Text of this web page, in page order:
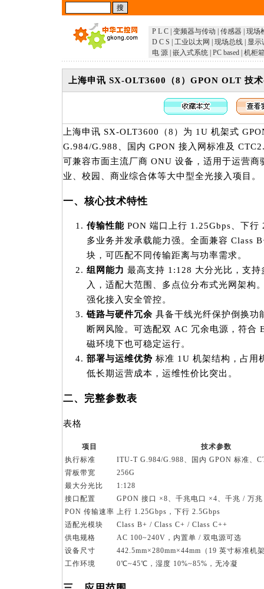
P L C 变频器与传动 传感器 现场
D C S
工业以太网 现场总线
显示
电 源 嵌入式系统 PC based 机柜
上海申讯 SX-OLT3600（8）GPON OLT 技
上海申讯 SX-OLT3600（8）为 1U 机架式
G.984/G.988、国内 GPON 接入网标准及
可兼容市面主流厂商 ONU 设备，适用于运营
业、校园、商业综合体等大中型全光接入项目。
一、核心技术特性
传输性能 PON 端口上行 1.25Gbps、下
多业务并发承载能力强。全面兼容 Class
块，可匹配不同传输距离与功率需求。
组网能力 最高支持 1:128 大分光比，支
入，适配大范围、多点位分布式光网架构
强化接入安全管控。
链路与硬件冗余 具备干线光纤保护倒换功
断网风险。可选配双 AC 冗余电源，符合
磁环境下也可稳定运行。
部署与运维优势 标准 1U 机架结构，占用
低长期运营成本，运维性价比突出。
二、完整参数表
表格
项目
技术参数
执行标准
ITU-T G.984/G.988、国内 GPON 标准、
背板带宽
256G
最大分光比
1:128
接口配置
GPON 接口 ×8、千兆电口 ×4、千兆 / 万
PON 传输速率 上行 1.25Gbps，下行 2.5Gbps
适配光模块
Class B+ / Class C+ / Class C++
供电规格
AC 100~240V，内置单 / 双电源可选
设备尺寸
442.5mm×280mm×44mm（19 英寸标准机
工作环境
0℃~45℃，湿度 10%~85%，无冷凝